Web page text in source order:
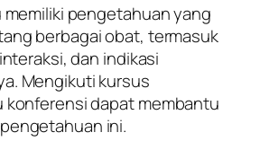
pengetahuan yang
berbagai obat, termasuk
dan indikasi
Mengikuti kursus
konferensi dapat membantu
ini.